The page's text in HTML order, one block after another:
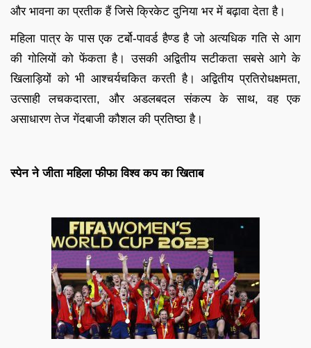
और भावना का प्रतीक हैं जिसे क्रिकेट दुनिया भर में बढ़ावा देता है।
महिला पात्र के पास एक टर्बो-पावर्ड हैण्ड है जो अत्यधिक गति से आग
की गोलियों को फेंकता है। उसकी अद्वितीय सटीकता सबसे आगे के
खिलाड़ियों को भी आश्चर्यचकित करती है। अद्वितीय प्रतिरोधक्षमता,
उत्साही लचकदारता, और अडलबदल संकल्प के साथ, वह एक
असाधारण तेज गेंदबाजी कौशल की प्रतिष्ठा है।
स्पेन ने जीता महिला फीफा विश्व कप का खिताब